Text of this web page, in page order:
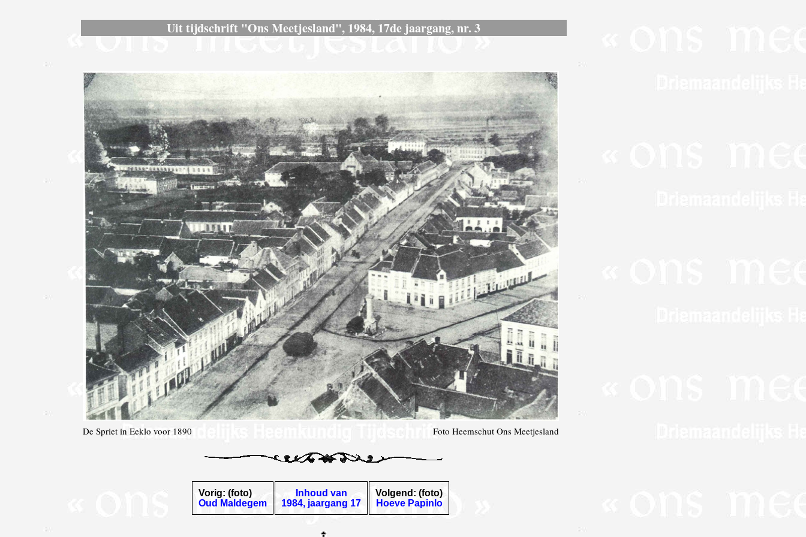
Uit tijdschrift "Ons Meetjesland", 1984, 17de jaargang, nr. 3
De Spriet in Eeklo voor 1890 Foto Heemschut Ons Meetjesland
Vorig: (foto)
Oud Maldegem
Inhoud van
1984, jaargang 17
Volgend: (foto)
Hoeve Papinlo